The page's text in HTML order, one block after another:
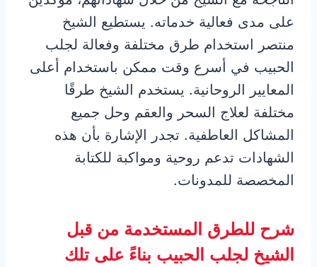
على مدى فعالية خدماته. يستطيع الشيخ
منتصر استخدام طرق مختلفة وفعالة لجلب
الحبيب في أسرع وقت ممكن باستخدام أعلى
المعايير الروحانية. يستخدم الشيخ طرقًا
مختلفة لعلاج السحر والعقم وحل جميع
المشاكل العاطفية. تجدر الإشارة بأن هذه
الشهادات تدعم روحية ومواكبة للكتابة
المخصصة للمدونات.
شرح للطرق المستخدمة من قبل
الشيخ لجلب الحبيب بناءً على تلك